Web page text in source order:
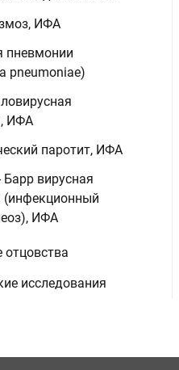
ИФА
пневмонии
pneumoniae)
ИФА
паротит, ИФА
вирусная
(инфекционный
ИФА
отцовства
исследования